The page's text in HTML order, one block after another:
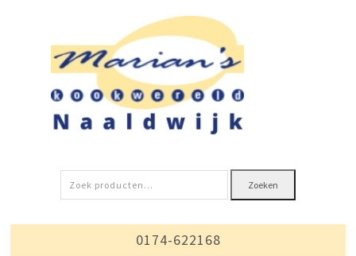
Zoeken
naar:
Zoeken
0174-622168